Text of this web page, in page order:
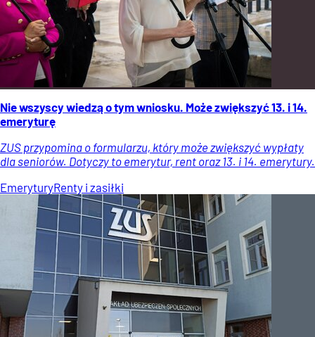
Nie wszyscy wiedzą o tym wniosku. Może zwiększyć 13. i 14.
emeryturę
ZUS przypomina o formularzu, który może zwiększyć wypłaty
dla seniorów. Dotyczy to emerytur, rent oraz 13. i 14. emerytury.
EmeryturyRenty i zasiłki